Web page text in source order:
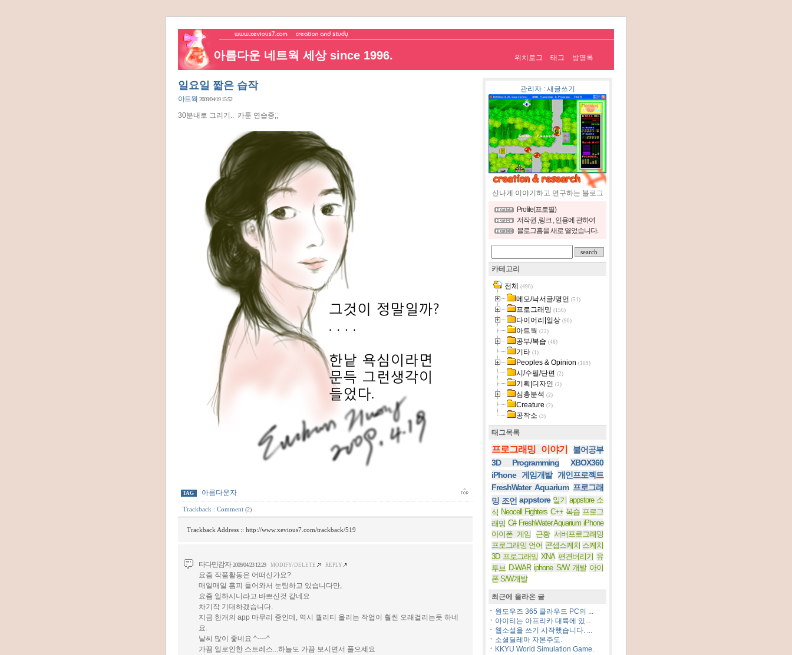
아름다운 네트웍 세상 since 1996. 위치로그 태그 방명록
일요일 짧은 습작
아트웍 2009/04/19 15:52
30분내로 그리기.. 카툰 연습중;;
TAG 아름다운자
Trackback : Comment (2)
Trackback Address :: http://www.xevious7.com/trackback/519
타다만감자 2009/04/23 12:29 MODIFY/DELETE REPLY
요즘 작품활동은 어떠신가요?
매일매일 홈피 들어와서 눈팅하고 있습니다만,
요즘 일하시니라고 바쁘신것 같네요
차기작 기대하겠습니다.
지금 한개의 app 마무리 중인데, 역시 퀄리티 올리는 작업이 훨씬 오래걸리는듯 하네
요.
날씨 많이 좋네요 ^----^
가끔 일로인한 스트레스...하늘도 가끔 보시면서 풀으세요
관리자: 새글쓰기
신나게 이야기하고 연구하는 블로그
Profile(프로필)
저작권 ,링크 , 인용에 관하여
블로그홈을 새로 열었습니다.
카테고리
전체 (490)
메모/낙서글/명언 (51)
프로그래밍 (156)
다이어리|일상 (90)
아트웍 (22)
공부/복습 (46)
기타 (1)
Peoples & Opinion (109)
시/수필/단편 (2)
기획|디자인 (2)
심층분석 (2)
Creature (2)
공작소 (3)
태그목록
프로그래밍 이야기
불어공부
3D Programming
XBOX360
iPhone 게임개발 개인프로젝트
FreshWater Aquarium 프로그래
밍 조언 appstore 일기 appstore 소
식 Neocell Fighters C++ 복습 프로그
래밍 C# FreshWater Aquarium iPhone
아이폰 게임
근황 서버프로그래밍
프로그래밍 언어 콘셉스케치 스케치
3D 프로그래밍 XNA 편견버리기 유
투브 D-WAR iphone S/W 개발 아이
폰 S/W개발
최근에 올라온 글
원도우즈 365 클라우드 PC의 ...
아이티는 아프리카 대륙에 있...
웹소설을 쓰기 시작했습니다. ...
소셜딜레마 자본주도.
KKYU World Simulation Game.